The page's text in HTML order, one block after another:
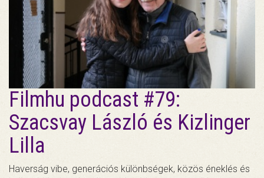
Filmhu podcast #79:
Szacsvay László és Kizlinger
Lilla
Haverság vibe, generációs különbségek, közös éneklés és